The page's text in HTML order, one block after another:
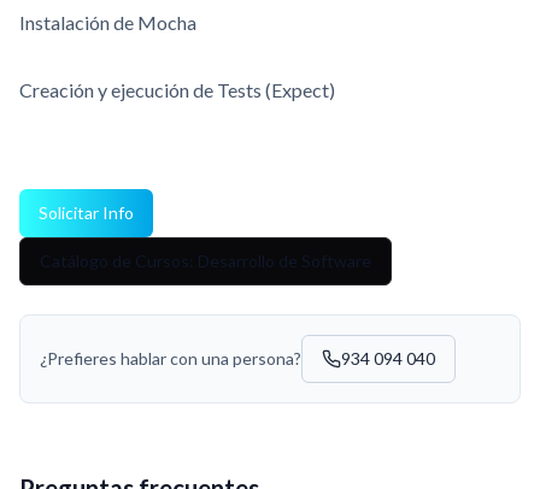
Instalación de Mocha
Creación y ejecución de Tests (Expect)
Solicitar Info
Catálogo de Cursos: Desarrollo de Software
¿Prefieres hablar con una persona? 934 094 040